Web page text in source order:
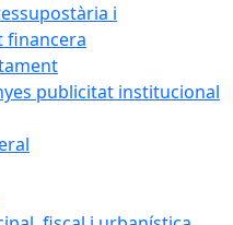
i
financera
publicitat institucional